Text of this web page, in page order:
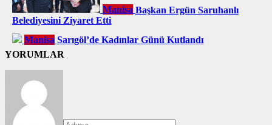
Manisa Başkan Ergün Saruhanlı
Belediyesini Ziyaret Etti
Manisa Sarıgöl’de Kadınlar Günü Kutlandı
YORUMLAR